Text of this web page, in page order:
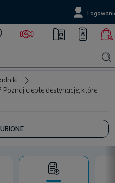
ciepłe destynacje, które